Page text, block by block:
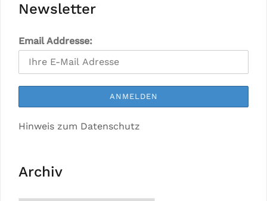
Newsletter
Email Addresse:
Hinweis zum Datenschutz
Archiv